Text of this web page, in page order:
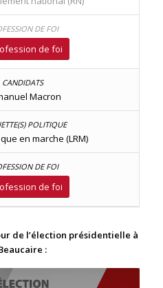
de foi
Macron
en marche (LRM)
de foi
de l’élection présidentielle à
: